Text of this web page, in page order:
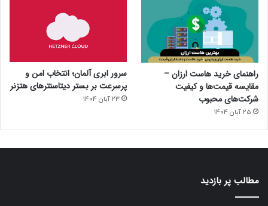
راهنمای خرید هاست ارزان –
مقایسه قیمت‌ها و کیفیت
شرکت‌های محبوب
25 آبان 1404
سرور ابری آلمان؛ انتخاب امن و
پرسرعت بر بستر دیتاسنترهای هتزنر
23 آبان 1404
مطالب پر بازدید